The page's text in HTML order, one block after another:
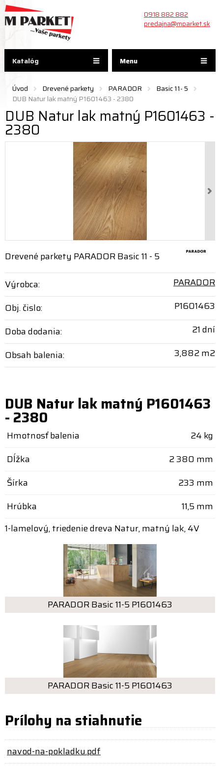
Menu
0918 882 882
predajna@mparket.sk
Úvod Drevené parkety PARADOR
Basic 11- 5
DUB Natur lak matný P1601463 - 2380
DUB Natur lak matný P1601463 -
2380
Drevené parkety PARADOR Basic 11 - 5
Výrobca:
PARADOR
Obj. čislo:
P1601463
Doba dodania:
21 dní
Obsah balenia:
3,882 m2
DUB Natur lak matný P1601463
- 2380
Hmotnosť balenia
24 kg
Dĺžka
2 380 mm
Šírka
233 mm
Hrúbka
11,5 mm
1-lamelový, triedenie dreva Natur, matný lak, 4V
PARADOR Basic 11-5 P1601463
PARADOR Basic 11-5 P1601463
Prílohy na stiahnutie
navod-na-pokladku.pdf
Katalóg